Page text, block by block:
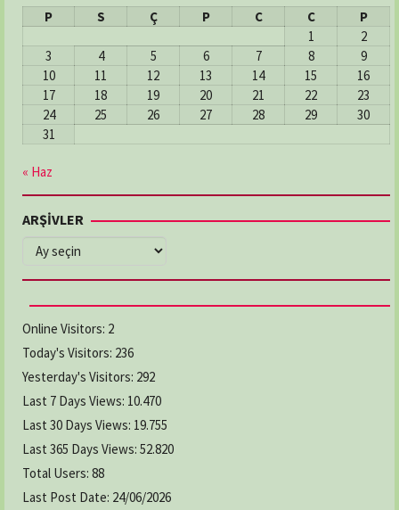
P
S Ç P C C
P
1
2
3
4 5 6 7 8
9
10
11 12 13 14 15
16
17
18 19 20 21 22
23
24
25 26 27 28 29
30
31
« Haz
ARŞİVLER
ARŞİVLER
Online Visitors: 2
Today's Visitors: 236
Yesterday's Visitors: 292
Last 7 Days Views: 10.470
Last 30 Days Views: 19.755
Last 365 Days Views: 52.820
Total Users: 88
Last Post Date: 24/06/2026